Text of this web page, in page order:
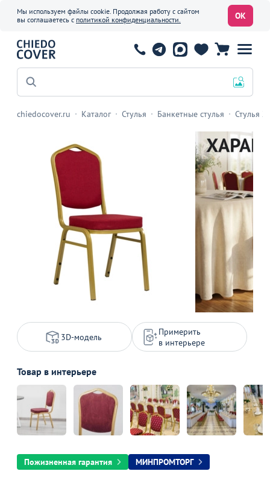
Мы используем файлы cookie. Продолжая работу с сайтом
вы соглашаетесь с политикой конфиденциальности. ОК
chiedocover.ru Каталог Стулья Банкетные стулья Стулья
3D-модель
Примерить
в интерьере
Товар в интерьере
Пожизненная гарантия МИНПРОМТОРГ